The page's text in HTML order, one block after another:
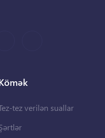
tez verilən suallar